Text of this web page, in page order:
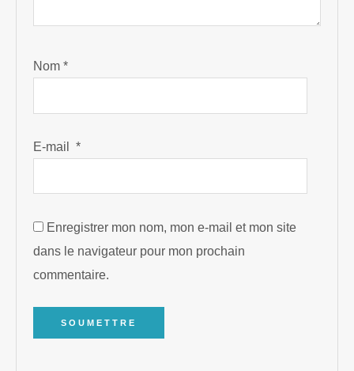
Nom*
E-mail*
Enregistrer mon nom, mon e-mail et mon site
dans le navigateur pour mon prochain
commentaire.